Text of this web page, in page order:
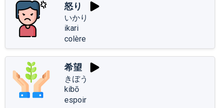
怒り
いかり
ikari
colère
希望
きぼう
kibō
espoir